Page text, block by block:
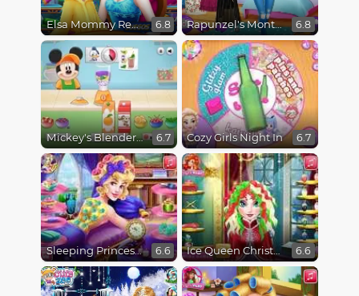
Elsa Mommy Real Makeover 6.8 Rapunzel's Monthly Favorites 6.8
Mickey's Blender Bonanza! 6.7 Cozy Girls Night In 6.7
Sleeping Princess Spa Day 6.6 Ice Queen Christmas Real Haircuts 6.6